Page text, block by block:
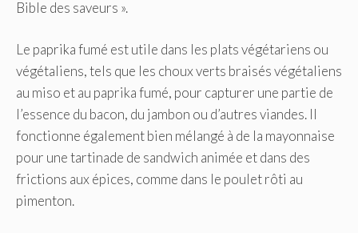
Bible des saveurs ».
Le paprika fumé est utile dans les plats végétariens ou
végétaliens, tels que les choux verts braisés végétaliens
au miso et au paprika fumé, pour capturer une partie de
l’essence du bacon, du jambon ou d’autres viandes. Il
fonctionne également bien mélangé à de la mayonnaise
pour une tartinade de sandwich animée et dans des
frictions aux épices, comme dans le poulet rôti au
pimenton.